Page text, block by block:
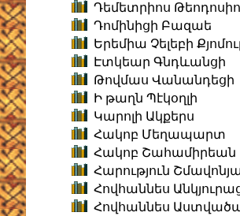
Դեմետրիոս
Դոմինիցի Բազաե
Երեմիա Չելեբի
Էտկեար Գնդևանցի
Թովմաս Վանանդեցի
Ի թաղն Պէկօղլի
Կարոլի Ակքերս
Հակոբ Մեղապարտ
Հակոբ Շահամիրեան
Հարություն
Հովհաննես
Հովհաննես